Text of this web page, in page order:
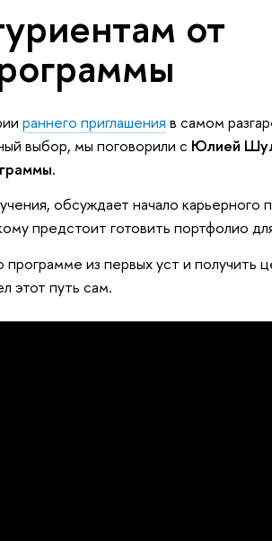
от
раннего приглашения в самом
выбор, мы поговорили с Юлией
обсуждает начало карьерного
предстоит готовить портфолио
из первых уст и получить
этот путь сам.